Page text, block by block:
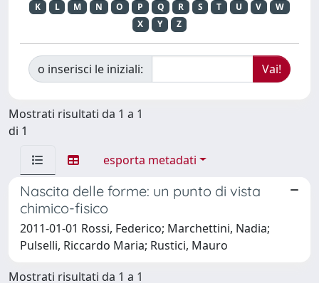
K
L M N O P Q R S T U V
W
X
Y Z
o inserisci le iniziali:
Mostrati risultati da 1 a 1
di 1
esporta metadati
Nascita delle forme: un punto di vista
chimico-fisico
2011-01-01 Rossi, Federico; Marchettini, Nadia;
Pulselli, Riccardo Maria; Rustici, Mauro
Mostrati risultati da 1 a 1